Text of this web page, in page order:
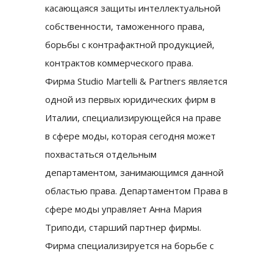
касающаяся защиты интеллектуальной
собственности, таможенного права,
борьбы с контрафактной продукцией,
контрактов коммерческого права.
Фирма Studio Martelli & Partners является
одной из первых юридических фирм в
Италии, специализирующейся на праве
в сфере моды, которая сегодня может
похвастаться отдельным
департаментом, занимающимся данной
областью права. Департаментом Права в
сфере моды управляет Анна Мария
Триподи, старший партнер фирмы.
Фирма специализируется на борьбе с